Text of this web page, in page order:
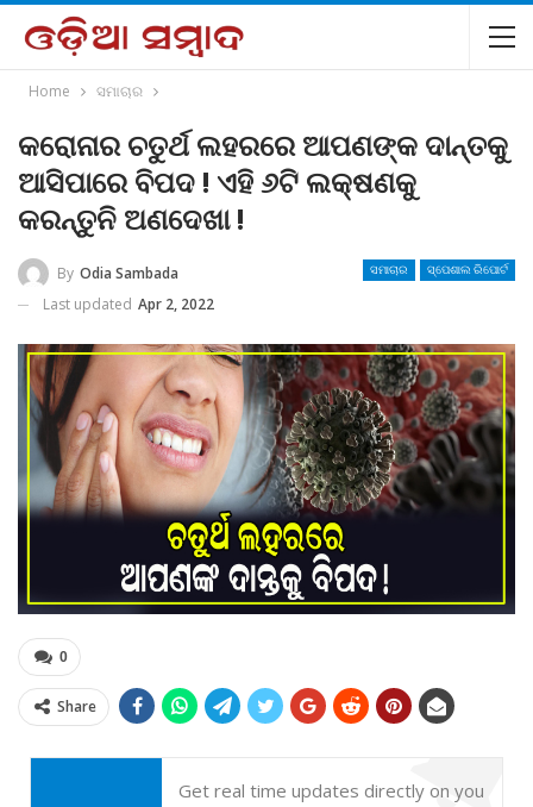
Home ସମାଚାର
କରୋନାର ଚତୁର୍ଥ ଲହରରେ ଆପଣଙ୍କ ଦାନ୍ତକୁ
ଆସିପାରେ ବିପଦ ! ଏହି ୬ଟି ଲକ୍ଷଣକୁ
କରନ୍ତୁନି ଅଣଦେଖା !
ସମାଚାର ସ୍ପେଶାଲ ରିପୋର୍ଟ
By Odia Sambada
Last updated Apr 2, 2022
0
Share
Get real time updates directly on you